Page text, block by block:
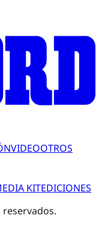
VIDEOOTROS
KITEDICIONES
reservados.